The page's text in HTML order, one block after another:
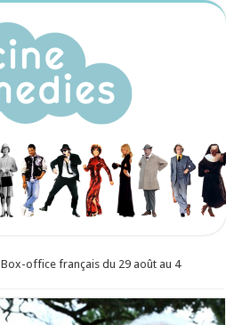
Box-office français du 29 août au 4